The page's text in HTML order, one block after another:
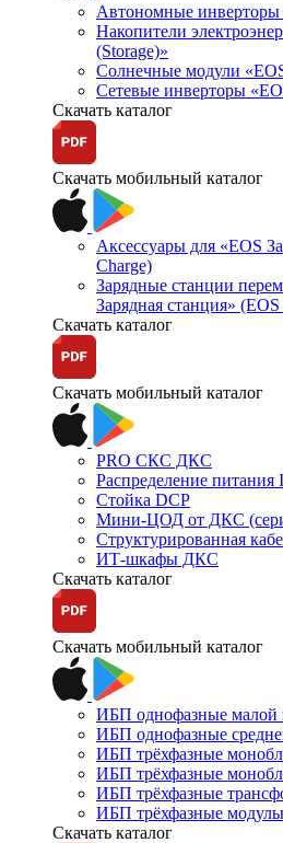
Автономные инверторы
Накопители
(Storage)»
Солнечные модули
Сетевые инверторы
Скачать каталог
Скачать мобильный каталог
Аксессуары для «EOS
Charge)
Зарядные станции
Зарядная станция»
Скачать каталог
Скачать мобильный каталог
PRO СКС ДКС
Распределение
Стойка DCP
Мини-ЦОД от ДКС
Структурированная
ИТ-шкафы ДКС
Скачать каталог
Скачать мобильный каталог
ИБП однофазные
ИБП однофазные
ИБП трёхфазные
ИБП трёхфазные
ИБП трёхфазные
ИБП трёхфазные
Скачать каталог